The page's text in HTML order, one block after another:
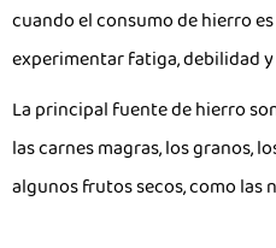
cuando el consumo de hierro
experimentar fatiga, debilidad
La principal fuente de hierro
las carnes magras, los granos,
algunos frutos secos, como las